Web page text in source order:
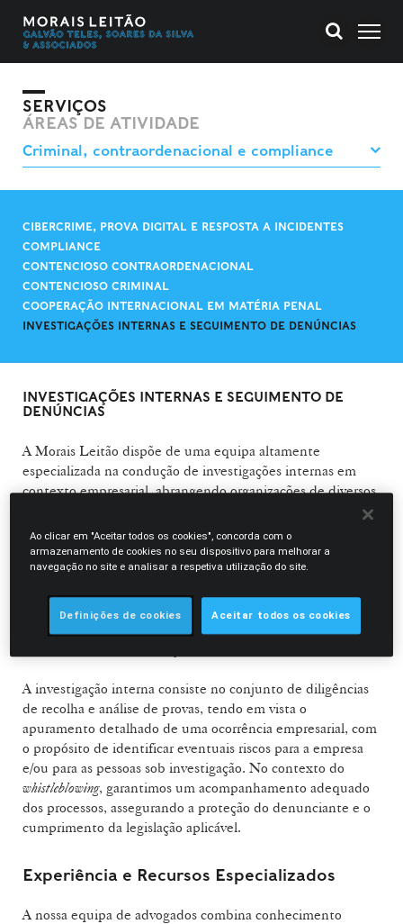
SERVIÇOS
ÁREAS DE ATIVIDADE
CIBERCRIME, PROVA DIGITAL E RESPOSTA A INCIDENTES
COMPLIANCE
CONTENCIOSO CONTRAORDENACIONAL
CONTENCIOSO CRIMINAL
COOPERAÇÃO INTERNACIONAL EM MATÉRIA PENAL
INVESTIGAÇÕES INTERNAS E SEGUIMENTO DE DENÚNCIAS
INVESTIGAÇÕES INTERNAS E SEGUIMENTO DE
DENÚNCIAS
A Morais Leitão dispõe de uma equipa altamente
especializada na condução de investigações internas em
contexto empresarial, abrangendo organizações de diversos
Prestamos apoio na prevenção, antecipação e reação a
suspeitas relacionadas com factos criminais,
contraordenacionais ou violadores de normativos internos,
whistleblowing), seja por iniciativa espontânea da própria
empresa, assegurando um processo rigoroso e de acordo
A investigação interna consiste no conjunto de diligências
de recolha e análise de provas, tendo em vista o
apuramento detalhado de uma ocorrência empresarial, com
o propósito de identificar eventuais riscos para a empresa
e/ou para as pessoas sob investigação. No contexto do
whistleblowing, garantimos um acompanhamento adequado
dos processos, assegurando a proteção do denunciante e o
cumprimento da legislação aplicável.
Experiência e Recursos Especializados
A nossa equipa de advogados combina conhecimento
Ao clicar em "Aceitar todos os cookies", concorda com o
armazenamento de cookies no seu dispositivo para melhorar a
navegação no site e analisar a respetiva utilização do site.
Definições de cookies Aceitar todos os cookies